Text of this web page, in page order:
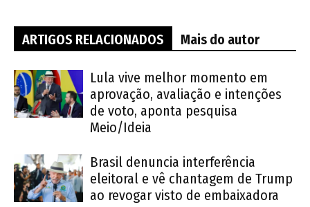
ARTIGOS RELACIONADOS Mais do autor
Lula vive melhor momento em
aprovação, avaliação e intenções
de voto, aponta pesquisa
Meio/Ideia
Brasil denuncia interferência
eleitoral e vê chantagem de Trump
ao revogar visto de embaixadora